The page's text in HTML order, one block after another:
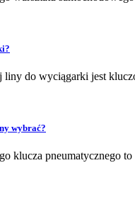
liny do wyciągarki jest
wybrać?
klucza pneumatycznego